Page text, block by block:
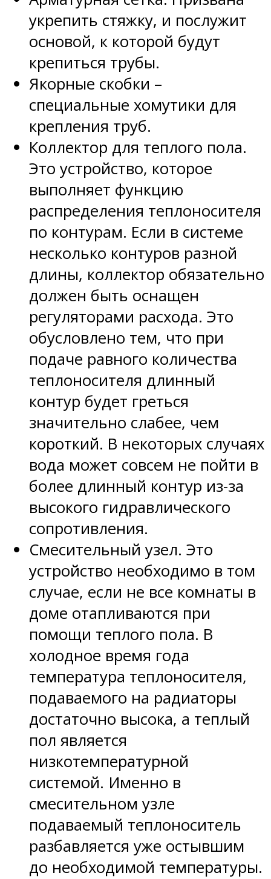
укрепить стяжку, и послужит
основой, к которой будут
крепиться трубы.
Якорные скобки –
специальные хомутики для
крепления труб.
Коллектор для теплого пола.
Это устройство, которое
выполняет функцию
распределения теплоносителя
по контурам. Если в системе
несколько контуров разной
длины, коллектор обязательно
должен быть оснащен
регуляторами расхода. Это
обусловлено тем, что при
подаче равного количества
теплоносителя длинный
контур будет греться
значительно слабее, чем
короткий. В некоторых случаях
вода может совсем не пойти в
более длинный контур из-за
высокого гидравлического
сопротивления.
Смесительный узел. Это
устройство необходимо в том
случае, если не все комнаты в
доме отапливаются при
помощи теплого пола. В
холодное время года
температура теплоносителя,
подаваемого на радиаторы
достаточно высока, а теплый
пол является
низкотемпературной
системой. Именно в
смесительном узле
подаваемый теплоноситель
разбавляется уже остывшим
до необходимой температуры.